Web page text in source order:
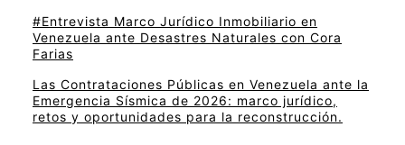
#Entrevista Marco Jurídico Inmobiliario en
Venezuela ante Desastres Naturales con Cora
Farias
Las Contrataciones Públicas en Venezuela ante la
Emergencia Sísmica de 2026: marco jurídico,
retos y oportunidades para la reconstrucción.